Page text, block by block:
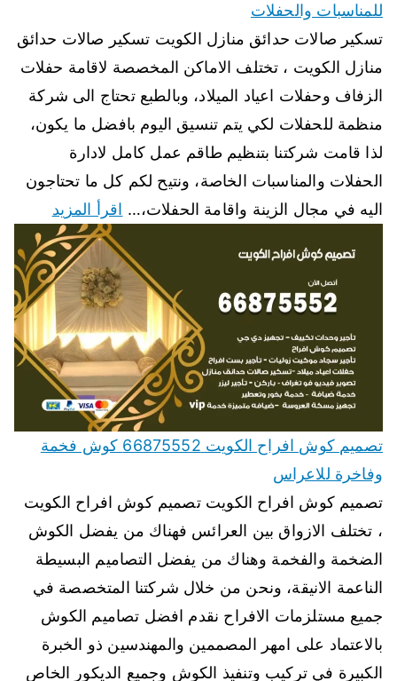
للمناسبات والحفلات
تسكير صالات حدائق منازل الكويت تسكير صالات حدائق
منازل الكويت ، تختلف الاماكن المخصصة لاقامة حفلات
الزفاف وحفلات اعياد الميلاد، وبالطبع تحتاج الى شركة
منظمة للحفلات لكي يتم تنسيق اليوم بافضل ما يكون،
لذا قامت شركتنا بتنظيم طاقم عمل كامل لادارة
الحفلات والمناسبات الخاصة، ونتيح لكم كل ما تحتاجون
اليه في مجال الزينة واقامة الحفلات،… اقرأ المزيد
تصميم كوش افراح الكويت 66875552 كوش فخمة
وفاخرة للاعراس
تصميم كوش افراح الكويت تصميم كوش افراح الكويت
، تختلف الازواق بين العرائس فهناك من يفضل الكوش
الضخمة والفخمة وهناك من يفضل التصاميم البسيطة
الناعمة الانيقة، ونحن من خلال شركتنا المتخصصة في
جميع مستلزمات الافراح نقدم افضل تصاميم الكوش
بالاعتماد على امهر المصممين والمهندسين ذو الخبرة
الكبيرة في تركيب وتنفيذ الكوش وجميع الديكور الخاص